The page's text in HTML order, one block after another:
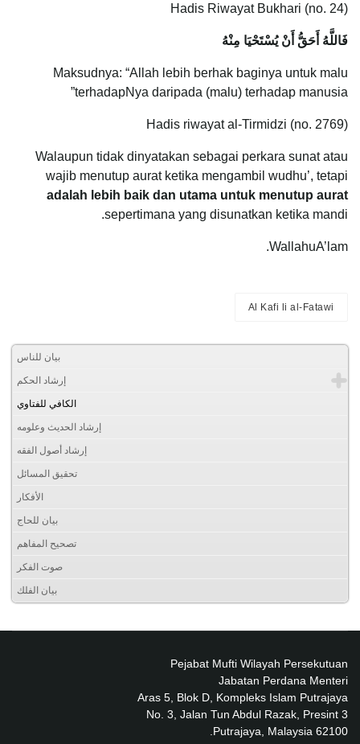
Hadis Riwayat Bukhari (no. 24)
فَاللَّهُ أَحَقُّ أَنْ يُسْتَحْيَا مِنْهُ
Maksudnya: “Allah lebih berhak baginya untuk malu
terhadapNya daripada (malu) terhadap manusia”
Hadis riwayat al-Tirmidzi (no. 2769)
Walaupun tidak dinyatakan sebagai perkara sunat atau
wajib menutup aurat ketika mengambil wudhu’, tetapi
adalah lebih baik dan utama untuk menutup aurat
sepertimana yang disunatkan ketika mandi.
WallahuA’lam.
Al Kafi li al-Fatawi
بيان للناس
إرشاد الحكم
الكافي للفتاوي
إرشاد الحديث وعلومه
إرشاد أصول الفقه
تحقيق المسائل
الأفكار
بيان للحاج
تصحيح المفاهم
صوت الفكر
بيان الفلك
Pejabat Mufti Wilayah Persekutuan
Jabatan Perdana Menteri
Aras 5, Blok D, Kompleks Islam Putrajaya
No. 3, Jalan Tun Abdul Razak, Presint 3
62100 Putrajaya, Malaysia.